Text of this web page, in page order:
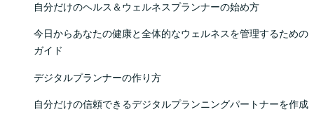
自分だけのヘルス＆ウェルネスプランナーの始め方
今日からあなたの健康と全体的なウェルネスを管理するための
ガイド
デジタルプランナーの作り方
自分だけの信頼できるデジタルプランニングパートナーを作成